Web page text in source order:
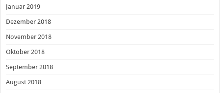
Januar 2019
Dezember 2018
November 2018
Oktober 2018
September 2018
August 2018